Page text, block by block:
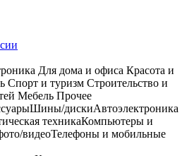
Для дома и офиса Красота и
Спорт и туризм Строительство и
Мебель Прочее
Шины/дискиАвтоэлектроника
техникаКомпьютеры и
видеоТелефоны и мобильные